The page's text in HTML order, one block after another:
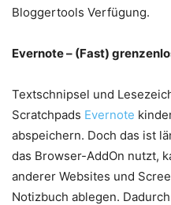
Bloggertools Verfügung.
Evernote – (Fast)
Textschnipsel und
Scratchpads Evernote
abspeichern. Doch das ist
das Browser-AddOn nutzt,
anderer Websites und
Notizbuch ablegen.